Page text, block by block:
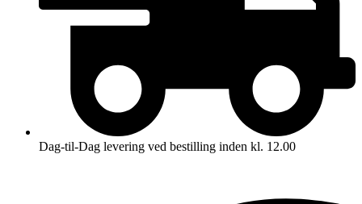
Dag-til-Dag levering ved bestilling inden kl. 12.00